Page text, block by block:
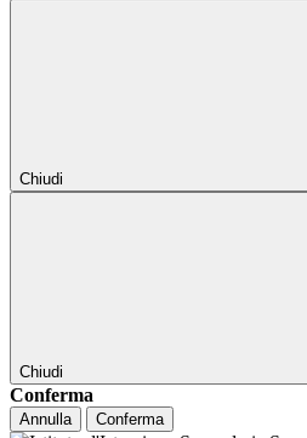
Chiudi
Chiudi
Conferma
Annulla Conferma